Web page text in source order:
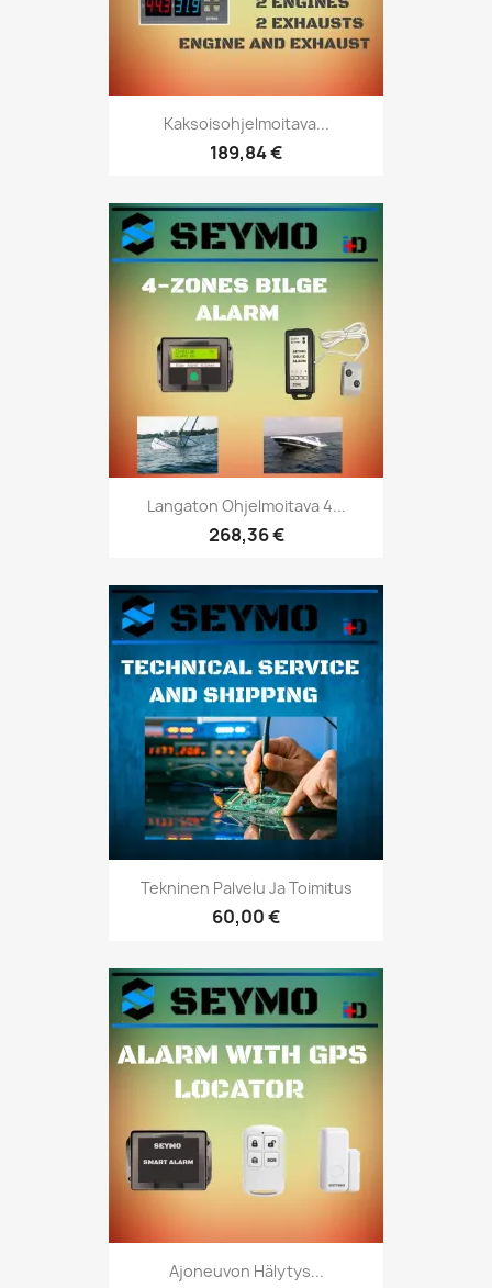
Kaksoisohjelmoitava...
189,84 €
Langaton Ohjelmoitava 4...
268,36 €
Tekninen Palvelu Ja Toimitus
60,00 €
Ajoneuvon Hälytys...